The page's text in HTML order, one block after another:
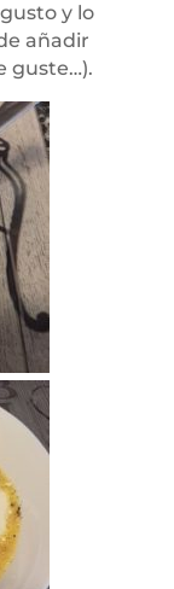
y lo
añadir
guste…).